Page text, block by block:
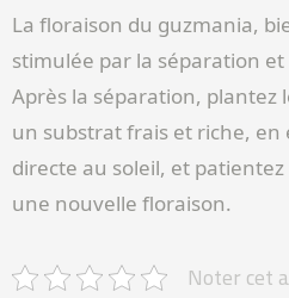
La floraison du guzmania,
stimulée par la séparation
Après la séparation, plantez
un substrat frais et riche, en
directe au soleil, et
une nouvelle floraison.
Noter cet